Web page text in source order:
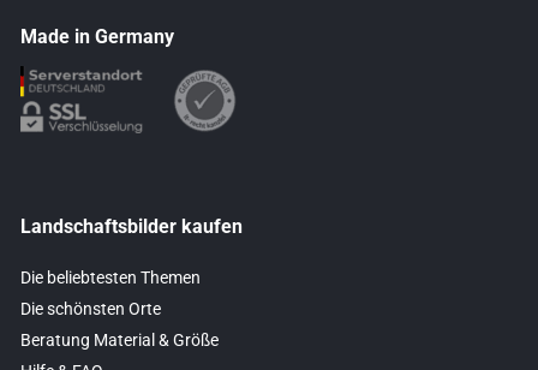
Made in Germany
Landschaftsbilder kaufen
Die beliebtesten Themen
Die schönsten Orte
Beratung Material & Größe